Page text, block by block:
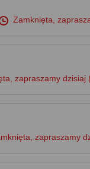
Zamknięta,
zapraszamy dzisiaj
zapraszamy